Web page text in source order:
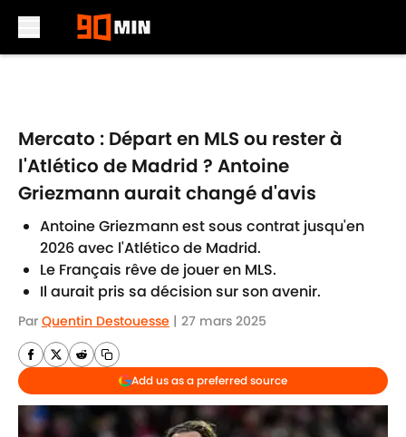
Mercato : Départ en MLS ou rester à
l'Atlético de Madrid ? Antoine
Griezmann aurait changé d'avis
Antoine Griezmann est sous contrat jusqu'en
2026 avec l'Atlético de Madrid.
Le Français rêve de jouer en MLS.
Il aurait pris sa décision sur son avenir.
Par Quentin Destouesse | 27 mars 2025
Add us as a preferred source